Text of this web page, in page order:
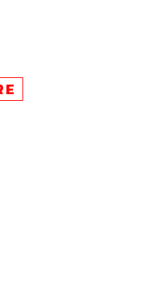
คืนเงินกู้ที่อยู่อาศัยล่วง
งเศรษฐกิจ